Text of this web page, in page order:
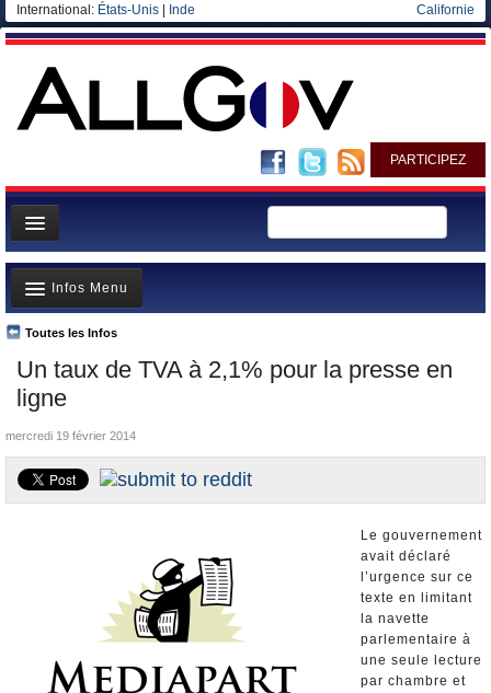
International: États-Unis Inde Californie
PARTICIPEZ
Page d'accueil
Infos
Gouvernement
Ministères/Directions
Blog
Elections européennes
Un taux de TVA à 2,1% pour la presse en
ligne
Toutes les Infos
Infos Menu
A la Une
Polémiques
Où va l’argent?
La France et le Monde
Nominations et Démissions
mercredi 19 février 2014
Le gouvernement
avait déclaré
l’urgence sur ce
texte en limitant
la navette
parlementaire à
une seule lecture
par chambre et